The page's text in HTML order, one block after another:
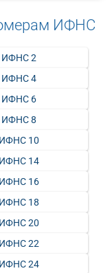
ИФНС
ИФНС 2
ИФНС 4
ИФНС 6
ИФНС 8
ИФНС 10
ИФНС 14
ИФНС 16
ИФНС 18
ИФНС 20
ИФНС 22
ИФНС 24